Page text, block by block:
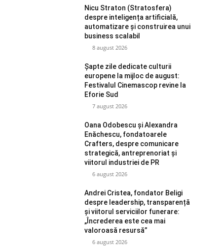
Nicu Straton (Stratosfera)
despre inteligența artificială,
automatizare și construirea unui
business scalabil
8 august 2026
Șapte zile dedicate culturii
europene la mijloc de august:
Festivalul Cinemascop revine la
Eforie Sud
7 august 2026
Oana Odobescu și Alexandra
Enăchescu, fondatoarele
Crafters, despre comunicare
strategică, antreprenoriat și
viitorul industriei de PR
6 august 2026
Andrei Cristea, fondator Beligi
despre leadership, transparență
și viitorul serviciilor funerare:
„Încrederea este cea mai
valoroasă resursă”
6 august 2026